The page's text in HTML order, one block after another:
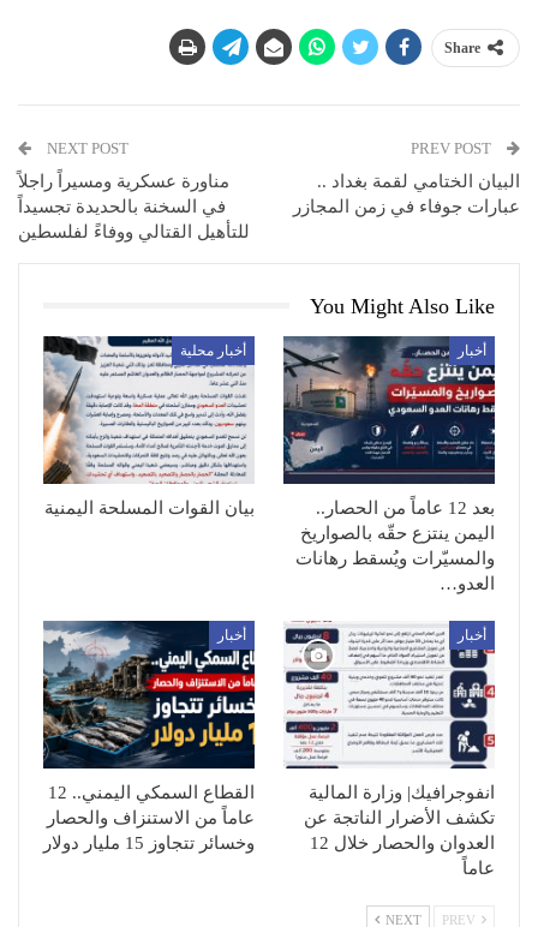
Share
البيان الختامي لقمة بغداد ..
عبارات جوفاء في زمن المجازر
NEXT POST
مناورة عسكرية ومسيراً راجلاً
في السخنة بالحديدة تجسيداً
للتأهيل القتالي ووفاءً لفلسطين
You Might Also Like
أخبار
بعد 12 عاماً من الحصار..
اليمن ينتزع حقّه بالصواريخ
والمسيّرات ويُسقط رهانات
العدو…
أخبار محلية
بيان القوات المسلحة اليمنية
أخبار
انفوجرافيك| وزارة المالية
تكشف الأضرار الناتجة عن
العدوان والحصار خلال 12
عاماً
أخبار
القطاع السمكي اليمني.. 12
عاماً من الاستنزاف والحصار
وخسائر تتجاوز 15 مليار دولار
NEXT